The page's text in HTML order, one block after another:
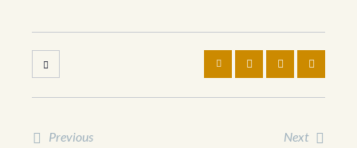
Previous Next